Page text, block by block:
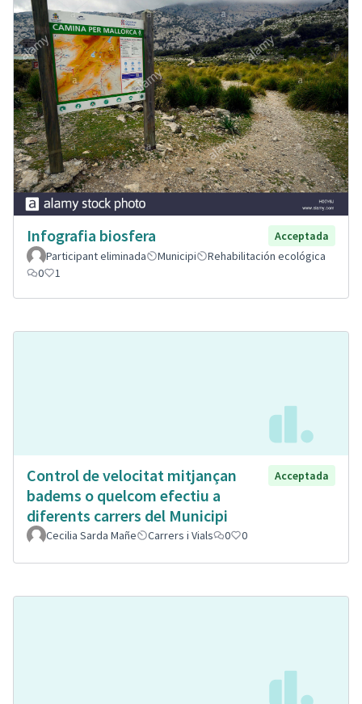
Infografia biosfera
Acceptada
Participant eliminada
Municipi
Rehabilitación ecológica
0
1
Control de velocitat mitjançan
badems o quelcom efectiu a
diferents carrers del Municipi
Acceptada
Cecilia Sarda Mañe Carrers i Vials 0 0